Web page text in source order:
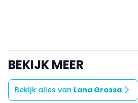
BEKIJK MEER
Bekijk alles van Lana Grossa